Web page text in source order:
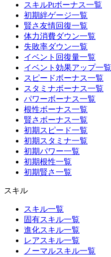
スキルPtボーナス一覧
初期絆ゲージ一覧
賢さ友情回復一覧
体力消費ダウン一覧
失敗率ダウン一覧
イベント回復量一覧
イベント効果アップ一覧
スピードボーナス一覧
スタミナボーナス一覧
パワーボーナス一覧
根性ボーナス一覧
賢さボーナス一覧
初期スピード一覧
初期スタミナ一覧
初期パワー一覧
初期根性一覧
初期賢さ一覧
スキル
スキル一覧
固有スキル一覧
進化スキル一覧
レアスキル一覧
ノーマルスキル一覧